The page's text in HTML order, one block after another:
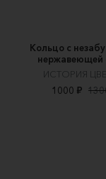
Кольцо с
нержавеющей
ИСТОРИЯ
1000 ₽